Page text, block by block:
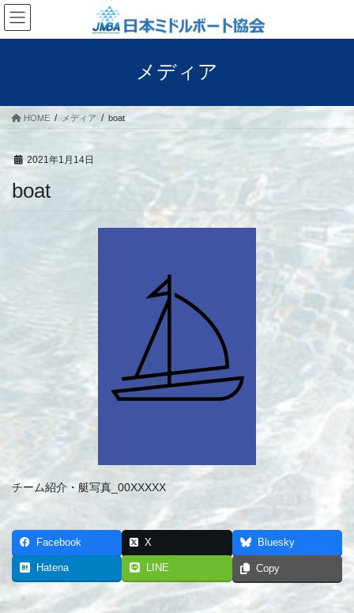
コ
ン
テ
ス
プ
ナ
ビ
ゲ
ン
動
メディア
HOME メディア boat
2021年1月14日
boat
チーム紹介・艇写真_00XXXXX
Facebook X Bluesky
Hatena LINE Copy